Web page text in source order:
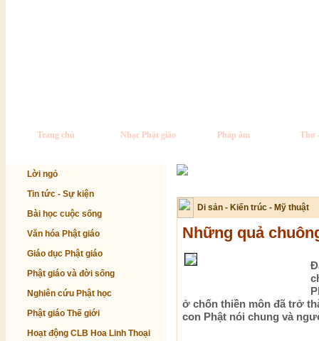
Trang chủ Nhạc Phật giáo Pháp âm Thơ
Lời ngỏ
Tin tức - Sự kiện
Bài học cuộc sống
Văn hóa Phật giáo
Giáo dục Phật giáo
Phật giáo và đời sống
Nghiên cứu Phật học
Phật giáo Thế giới
Hoạt động CLB Hoa Linh Thoại
Di sản - Kiến trúc - Mỹ thuật
Những quả
ở chốn thiền môn đã trở
con Phật nói chung và